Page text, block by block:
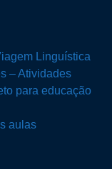
Linguística
– Atividades
para educação
aulas